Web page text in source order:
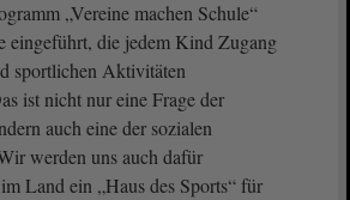
„Vereine machen Schule“
eingeführt, die jedem Kind Zugang
sportlichen Aktivitäten
ist nicht nur eine Frage der
auch eine der sozialen
werden uns auch dafür
Land ein „Haus des Sports“ für